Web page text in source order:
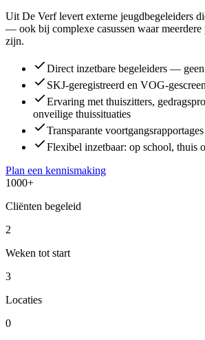
Uit De Verf levert externe jeugdbegeleiders
— ook bij complexe casussen waar
zijn.
Direct inzetbare begeleiders —
SKJ-geregistreerd en VOG-
Ervaring met thuiszitters,
onveilige thuissituaties
Transparante voortgangsrapportages
Flexibel inzetbaar: op school, thuis
Plan een kennismaking
1000+
Cliënten begeleid
2
Weken tot start
3
Locaties
0